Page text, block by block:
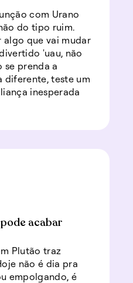
com Urano
do tipo ruim.
algo que vai mudar
'uau, não
se prenda a
diferente, teste um
inesperada
acabar
Plutão traz
não é dia pra
empolgando, é